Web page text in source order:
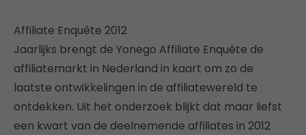
Affiliate Enquête 2012
Jaarlijks brengt de Yonego Affiliate Enquête de
affiliatemarkt in Nederland in kaart om zo de
laatste ontwikkelingen in de affiliatewereld te
ontdekken. Uit het onderzoek blijkt dat maar liefst
een kwart van de deelnemende affiliates in 2012